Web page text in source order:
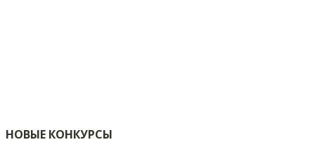
НОВЫЕ КОНКУРСЫ